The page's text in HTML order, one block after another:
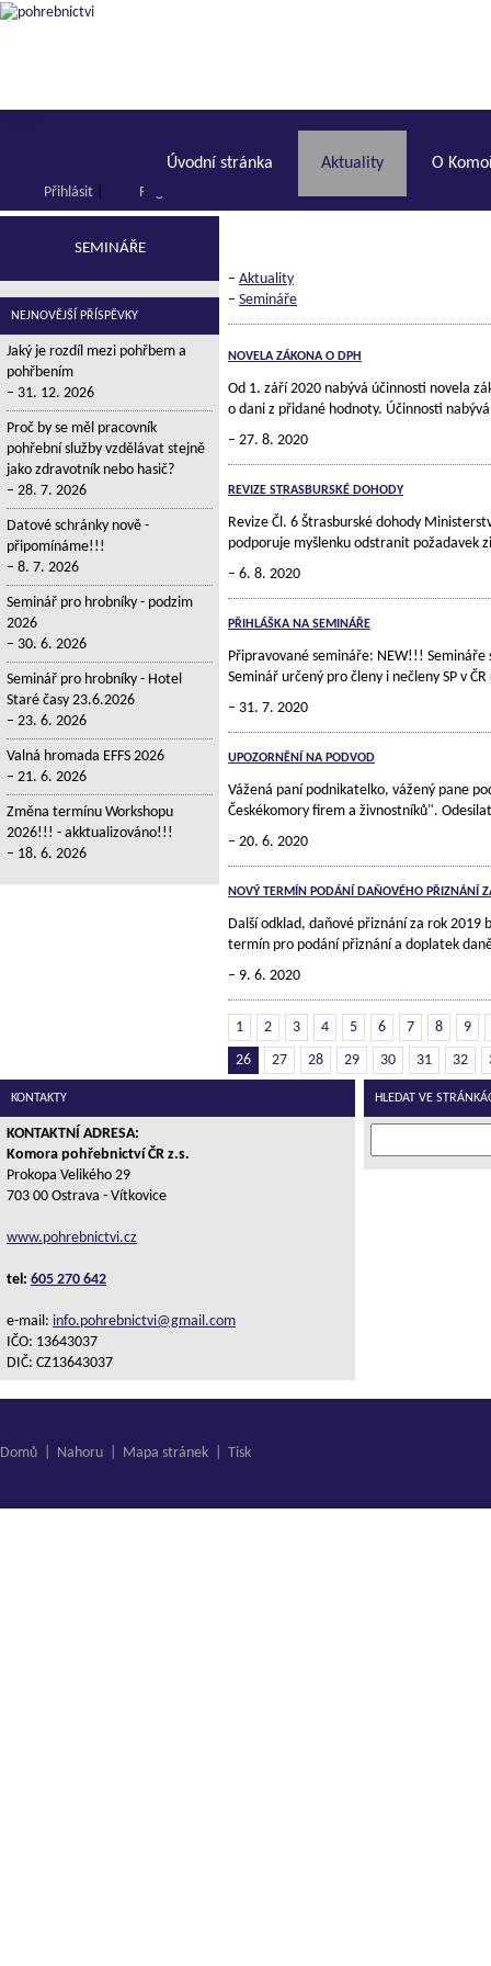
Úvodní stránka Aktuality O
Přihlásit Registrace
– Aktuality
– Semináře
NOVELA ZÁKONA O DPH
Od 1. září 2020 nabývá účinnosti novela
o dani z přidané hodnoty. Účinnosti
27. 8. 2020
REVIZE STRASBURSKÉ DOHODY
Revize Čl. 6 Štrasburské dohody
podporuje myšlenku odstranit požadavek
6. 8. 2020
PŘIHLÁŠKA NA SEMINÁŘE
Připravované semináře: NEW!!!
Seminář určený pro členy i nečleny SP v
31. 7. 2020
UPOZORNĚNÍ NA PODVOD
Vážená paní podnikatelko, vážený pane
Českékomory firem a živnostníků".
20. 6. 2020
NOVÝ TERMÍN PODÁNÍ DAŇOVÉHO PŘIZNÁNÍ
Další odklad, daňové přiznání za rok
termín pro podání přiznání a doplatek
9. 6. 2020
1 2 3 4 5 6 7 8
9
26
27 28 29 30 31 32
SEMINÁŘE
NEJNOVĚJŠÍ PŘÍSPĚVKY
Jaký je rozdíl mezi pohřbem a
pohřbením
31. 12. 2026
Proč by se měl pracovník
pohřební služby vzdělávat stejně
jako zdravotník nebo hasič?
28. 7. 2026
Datové schránky nově -
připomínáme!!!
8. 7. 2026
Seminář pro hrobníky - podzim
2026
30. 6. 2026
Seminář pro hrobníky - Hotel
Staré časy 23.6.2026
23. 6. 2026
Valná hromada EFFS 2026
21. 6. 2026
Změna termínu Workshopu
2026!!! - akktualizováno!!!
18. 6. 2026
KONTAKTY
KONTAKTNÍ ADRESA:
Komora pohřebnictví ČR z.s.
Prokopa Velikého 29
703 00 Ostrava - Vítkovice
www.pohrebnictvi.cz
tel: 605 270 642
e-mail: info.pohrebnictvi@gmail.com
IČO: 13643037
DIČ: CZ13643037
HLEDAT VE
Domů Nahoru Mapa stránek Tisk